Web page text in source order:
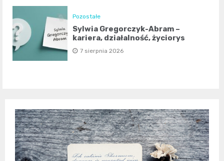
Pozostałe
Sylwia Gregorczyk-Abram –
kariera, działalność, życiorys
7 sierpnia 2026